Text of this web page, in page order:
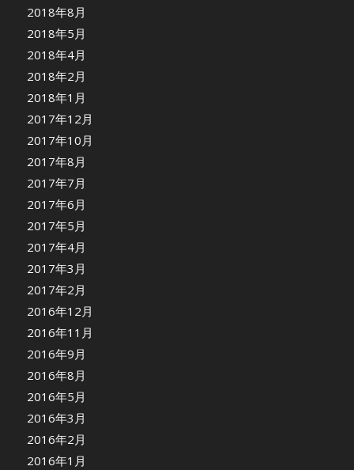
2018年8月
2018年5月
2018年4月
2018年2月
2018年1月
2017年12月
2017年10月
2017年8月
2017年7月
2017年6月
2017年5月
2017年4月
2017年3月
2017年2月
2016年12月
2016年11月
2016年9月
2016年8月
2016年5月
2016年3月
2016年2月
2016年1月